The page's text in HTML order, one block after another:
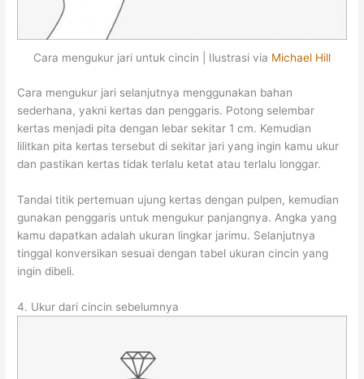
Cara mengukur jari untuk cincin | Ilustrasi via Michael Hill
Cara mengukur jari selanjutnya menggunakan bahan
sederhana, yakni kertas dan penggaris. Potong selembar
kertas menjadi pita dengan lebar sekitar 1 cm. Kemudian
lilitkan pita kertas tersebut di sekitar jari yang ingin kamu ukur
dan pastikan kertas tidak terlalu ketat atau terlalu longgar.
Tandai titik pertemuan ujung kertas dengan pulpen, kemudian
gunakan penggaris untuk mengukur panjangnya. Angka yang
kamu dapatkan adalah ukuran lingkar jarimu. Selanjutnya
tinggal konversikan sesuai dengan tabel ukuran cincin yang
ingin dibeli.
4. Ukur dari cincin sebelumnya